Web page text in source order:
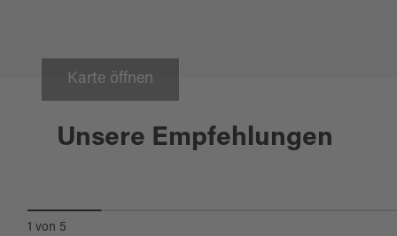
Karte öffnen
Unsere Empfehlungen
Weiden i.d.OPf. 21.08.2026
1 von 5